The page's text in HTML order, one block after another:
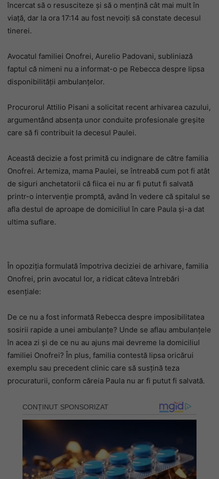
încercat să o resusciteze și să o mențină cât mai mult în
viață, dar la ora 17:14 au fost nevoiți să constate decesul
tinerei.
Avocatul familiei Onofrei, Aurelio Padovani, subliniază
faptul că nimeni nu a informat-o pe Rebecca despre lipsa
disponibilității ambulanțelor.
Procurorul Attilio Pisani a solicitat recent arhivarea cazului,
argumentând absența unor conduite profesionale greșite
care să fi contribuit la decesul Paulei.
Această decizie a fost primită cu indignare de către familia
Onofrei. Artemiza, mama Paulei, se întreabă cum pot fi atât
de siguri anchetatorii că fiica ei nu ar fi putut fi salvată
printr-o intervenție promptă, având în vedere că spitalul se
afla destul de aproape de domiciliul în care Paula și-a dat
ultima suflare.
În opoziția formulată împotriva deciziei de arhivare, familia
Onofrei, prin avocatul lor, a ridicat câteva întrebări
esențiale:
De ce nu a fost informată Rebecca despre imposibilitatea
sosirii rapide a unei ambulanțe? Unde se aflau ambulanțele
în acea zi și de ce nu au ajuns mai devreme la domiciliul
familiei Onofrei? În plus, familia contestă lipsa oricărui
exemplu sau precedent clinic care să susțină teza
procuraturii, conform căreia Paula nu ar fi putut fi salvată.